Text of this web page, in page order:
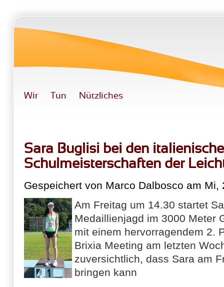
Wir Tun Nützliches
Sara Buglisi bei den
Schulmeisterschaften der
Gespeichert von Marco Dalbosco am Mi,
Am Freitag um 14.30 startet
Medaillienjagd im 3000 Meter
mit einem hervorragendem 2.
Brixia Meeting am letzten
zuversichtlich, dass Sara am
bringen kann